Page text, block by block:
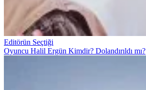
Editörün Seçtiği
Oyuncu Halil Ergün Kimdir? Dolandırıldı mı?